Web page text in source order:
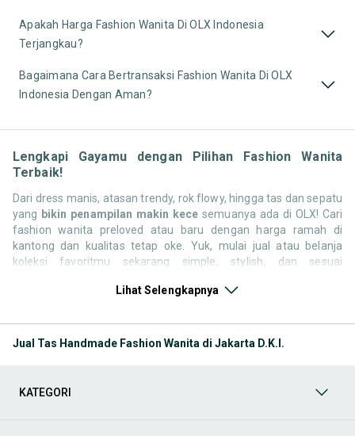
Apakah Harga Fashion Wanita Di OLX Indonesia
Terjangkau?
Bagaimana Cara Bertransaksi Fashion Wanita Di OLX
Indonesia Dengan Aman?
Lengkapi Gayamu dengan Pilihan Fashion Wanita
Terbaik!
Dari dress manis, atasan trendy, rok flowy, hingga tas dan sepatu
yang bikin penampilan makin kecesemuanya ada di OLX! Cari
fashion wanita preloved atau baru dengan harga ramah di
kantong dan kualitas tetap oke. Yuk, mulai jual atau belanja
koleksi favoritmu sekarang simple, stylish, dan sesuai
kece, hingga aksesori cantik semuanya bisa kamu temukan
berkualitas. Belanja hemat, tampil maksimal semua bisa
Lihat Selengkapnya
Jual Tas Handmade Fashion Wanita di Jakarta D.K.I.
KATEGORI